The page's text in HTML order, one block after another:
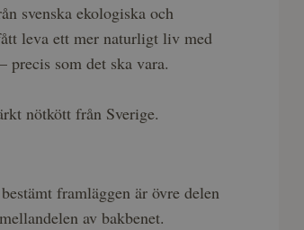
svenska ekologiska och
leva ett mer naturligt liv med
precis som det ska vara.
nötkött från Sverige.
framläggen är övre delen
av bakbenet.